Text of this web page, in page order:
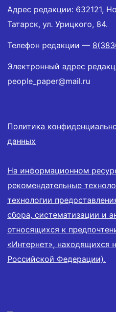
Адрес редакции: 632121,
Татарск, ул. Урицкого, 84.
Телефон редакции —
Электронный адрес
people_paper@mail.ru
Политика
данных
На информационном
рекомендательные
технологии
сбора, систематизации и
относящихся к
«Интернет», находящихся
Российской Федерации).